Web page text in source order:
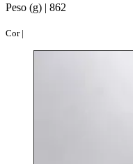
Peso (g) | 862
Cor |